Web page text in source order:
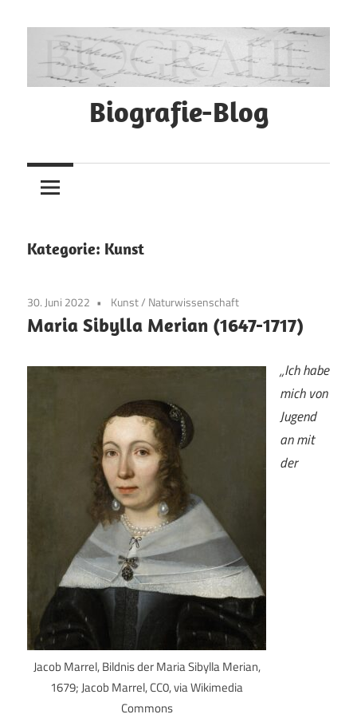
Inhalt
springen
Biografie-Blog
Kategorie: Kunst
30. Juni 2022 Kunst/ Naturwissenschaft
Maria Sibylla Merian (1647-1717)
Jacob Marrel, Bildnis der Maria Sibylla Merian,
1679; Jacob Marrel, CC0, via Wikimedia
Commons
„Ich habe
mich von
Jugend
an mit
der